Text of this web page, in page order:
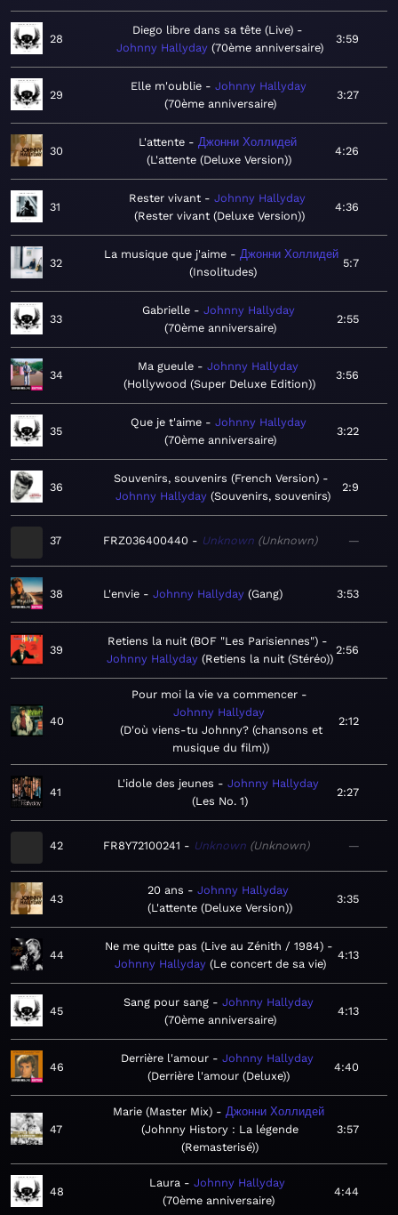
28
Diego libre dans sa tête (Live)
Johnny Hallyday 70ème anniversaire
3:59
29
Elle m'oublie
Johnny Hallyday
70ème anniversaire
3:27
30
L'attente
Джонни Холлидей
L'attente (Deluxe Version)
4:26
31
Rester vivant
Johnny Hallyday
Rester vivant (Deluxe Version)
4:36
32
La musique que j'aime
Джонни Холлидей
Insolitudes
5:7
33
Gabrielle
Johnny Hallyday
70ème anniversaire
2:55
34
Ma gueule
Johnny Hallyday
Hollywood (Super Deluxe Edition)
3:56
35
Que je t'aime
Johnny Hallyday
70ème anniversaire
3:22
36
Souvenirs, souvenirs (French Version)
Johnny Hallyday Souvenirs, souvenirs
2:9
37 FRZ036400440 Unknown Unknown —
38 L'envie Johnny Hallyday Gang 3:53
39
Retiens la nuit (BOF "Les Parisiennes")
Johnny Hallyday Retiens la nuit (Stéréo)
2:56
40
Pour moi la vie va commencer
Johnny Hallyday
D'où viens-tu Johnny? (chansons et
musique du film)
2:12
41
L'idole des jeunes
Johnny Hallyday
Les No. 1
2:27
42 FR8Y72100241 Unknown Unknown —
43
20 ans
Johnny Hallyday
L'attente (Deluxe Version)
3:35
44
Ne me quitte pas (Live au Zénith / 1984)
Johnny Hallyday Le concert de sa vie
4:13
45
Sang pour sang
Johnny Hallyday
70ème anniversaire
4:13
46
Derrière l'amour
Johnny Hallyday
Derrière l'amour (Deluxe)
4:40
47
Marie (Master Mix)
Джонни Холлидей
Johnny History : La légende
(Remasterisé)
3:57
48
Laura
Johnny Hallyday
70ème anniversaire
4:44